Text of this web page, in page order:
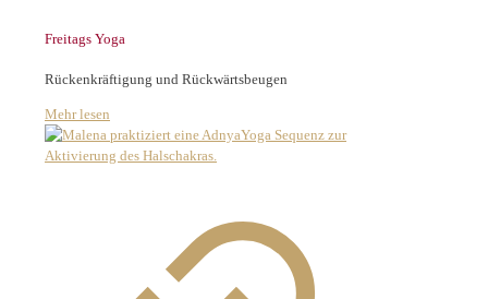
Freitags Yoga
Rückenkräftigung und Rückwärtsbeugen
Mehr lesen